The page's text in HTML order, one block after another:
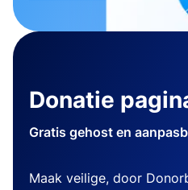
Donatie
Gratis gehost en
Maak veilige, door